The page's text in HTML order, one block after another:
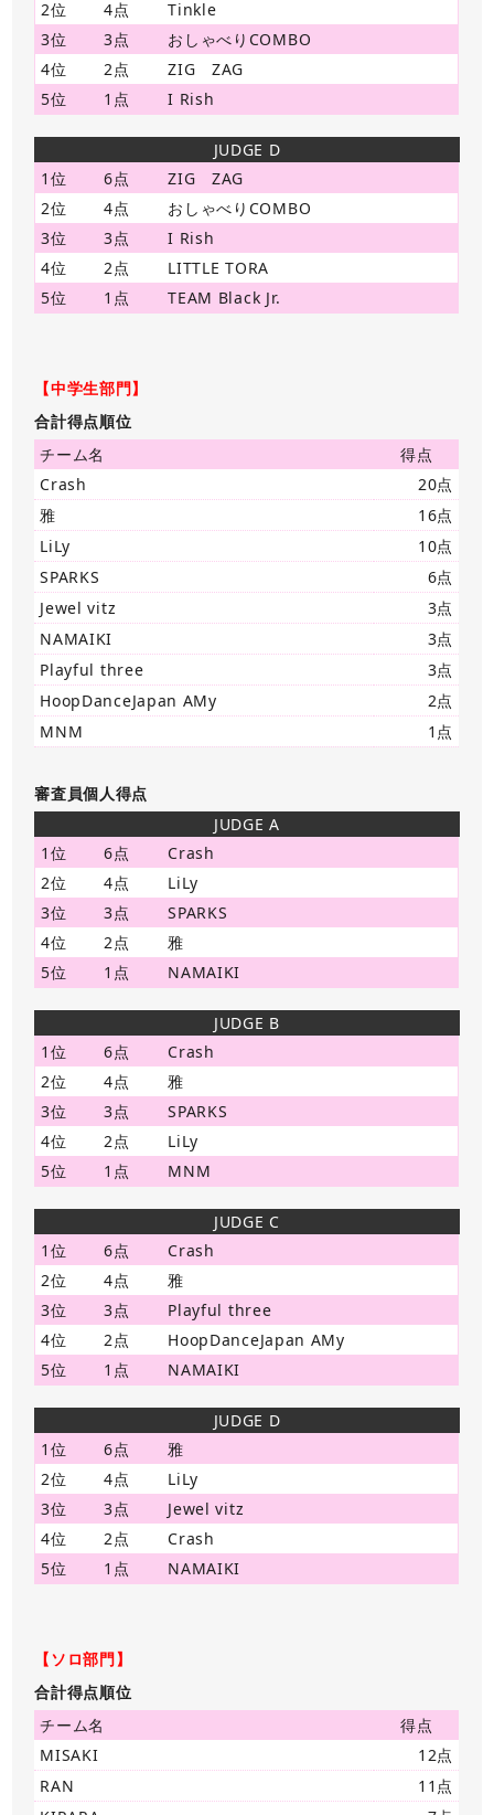
2位 4点
Tinkle
3位
3点
おしゃべりCOMBO
4位
2点
ZIG ZAG
5位
1点 I Rish
JUDGE D
1位
6点
ZIG ZAG
2位
4点
おしゃべりCOMBO
3位
3点
I Rish
4位
2点
LITTLE TORA
5位
1点 TEAM Black Jr.
【中学生部門】
合計得点順位
チーム名
得点
Crash
20点
雅
16点
LiLy
10点
SPARKS
6点
Jewel vitz
3点
NAMAIKI
3点
Playful three
3点
HoopDanceJapan AMy
2点
MNM
1点
審査員個人得点
JUDGE A
1位
6点
Crash
2位
4点
LiLy
3位
3点
SPARKS
4位
2点
雅
5位
1点 NAMAIKI
JUDGE B
1位
6点
Crash
2位
4点
雅
3位
3点
SPARKS
4位
2点
LiLy
5位
1点 MNM
JUDGE C
1位
6点
Crash
2位
4点
雅
3位
3点
Playful three
4位
2点
HoopDanceJapan AMy
5位
1点 NAMAIKI
JUDGE D
1位
6点
雅
2位
4点
LiLy
3位
3点
Jewel vitz
4位
2点
Crash
5位
1点 NAMAIKI
【ソロ部門】
合計得点順位
チーム名
得点
MISAKI
12点
RAN
11点